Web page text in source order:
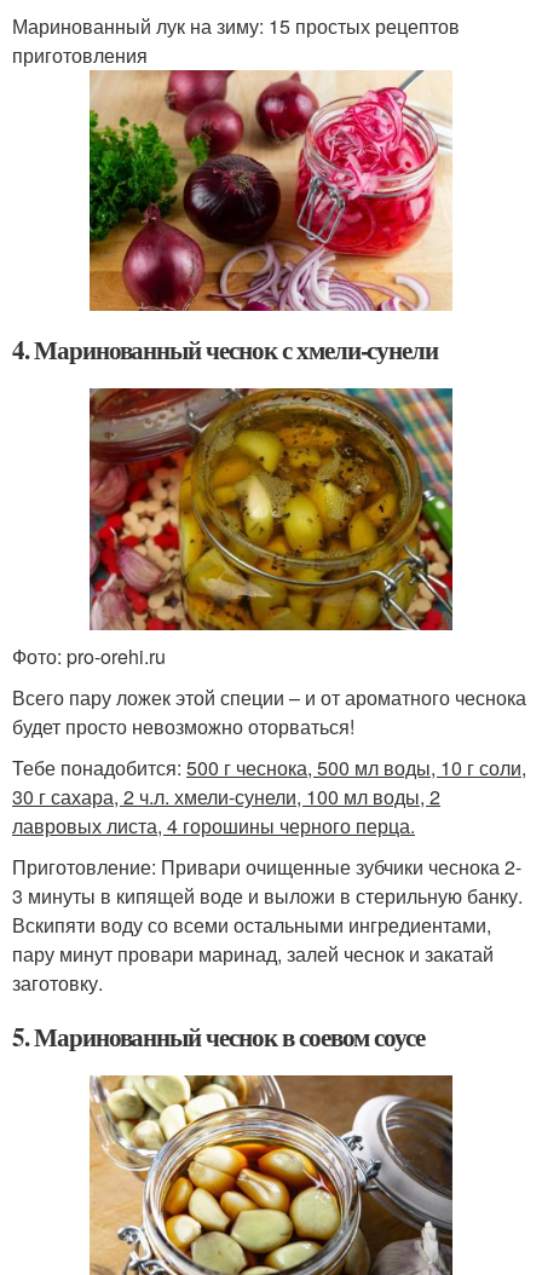
Маринованный лук на зиму: 15 простых рецептов
приготовления
4. Маринованный чеснок с хмели-сунели
Фото: pro-orehi.ru
Всего пару ложек этой специи – и от ароматного чеснока
будет просто невозможно оторваться!
Тебе понадобится: 500 г чеснока, 500 мл воды, 10 г соли,
30 г сахара, 2 ч.л. хмели-сунели, 100 мл воды, 2
лавровых листа, 4 горошины черного перца.
Приготовление: Привари очищенные зубчики чеснока 2-
3 минуты в кипящей воде и выложи в стерильную банку.
Вскипяти воду со всеми остальными ингредиентами,
пару минут провари маринад, залей чеснок и закатай
заготовку.
5. Маринованный чеснок в соевом соусе